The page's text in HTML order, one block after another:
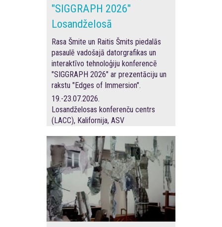
"SIGGRAPH 2026"
Losandželosā
Rasa Šmite un Raitis Šmits piedalās
pasaulē vadošajā datorgrafikas un
interaktīvo tehnoloģiju konferencē
"SIGGRAPH 2026" ar prezentāciju un
rakstu "Edges of Immersion".
19.-23.07.2026.
Losandželosas konferenču centrs
(LACC), Kalifornija, ASV